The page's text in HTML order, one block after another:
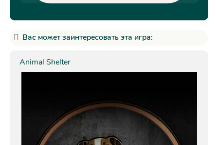
Вас может заинтересовать эта игра:
Animal Shelter